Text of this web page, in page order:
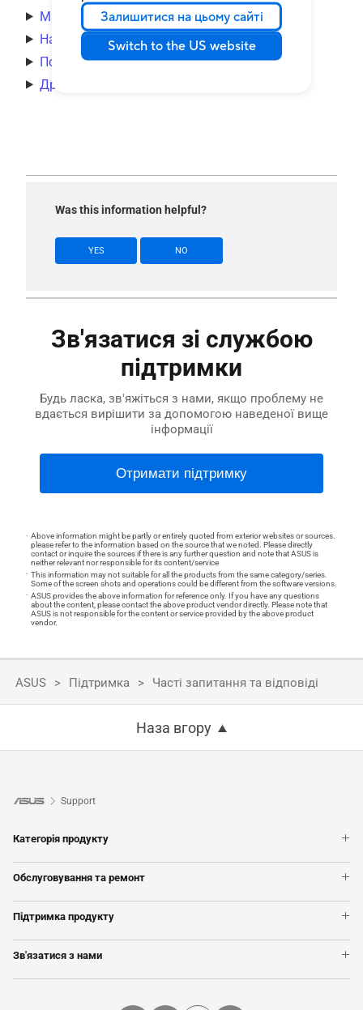
Залишитися на цьому сайті
Switch to the US website
Миша
Навушники/мікрофон
Порт
Дріт
Was this information helpful?
YES NO
Зв'язатися зі службою
підтримки
Будь ласка, зв'яжіться з нами, якщо проблему не
вдається вирішити за допомогою наведеної вище
інформації
Отримати підтримку
Above information might be partly or entirely quoted from exterior websites or sources.
please refer to the information based on the source that we noted. Please directly
contact or inquire the sources if there is any further question and note that ASUS is
neither relevant nor responsible for its content/service
This information may not suitable for all the products from the same category/series.
Some of the screen shots and operations could be different from the software versions.
ASUS provides the above information for reference only. If you have any questions
about the content, please contact the above product vendor directly. Please note that
ASUS is not responsible for the content or service provided by the above product
vendor.
ASUS Підтримка Часті запитання та відповіді
Наза вгору
Support
Категорія продукту
Смартфони
Материнські плати
Відеокарти
Монітори
Настільні ПК
Показати усі продукти
Обслуговування та ремонт
Перевірити стан ремонту
Підтримка продукту
Навчальні відео
Зв'язатися з нами